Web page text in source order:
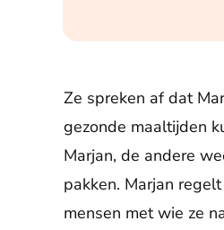
Ze spreken af dat
gezonde maaltijden
Marjan, de andere
pakken. Marjan
mensen met wie ze